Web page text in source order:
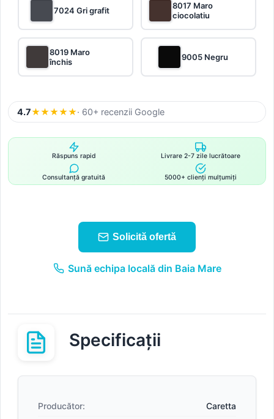
7024 Gri grafit
8017 Maro
ciocolatiu
8019 Maro
închis
9005 Negru
4.7★★★★★· 60+ recenzii Google
Răspuns rapid Livrare 2-7 zile lucrătoare
Consultanță gratuită 5000+ clienți mulțumiți
Solicită ofertă
Sună echipa locală din Baia Mare
Specificații
Producător: Caretta